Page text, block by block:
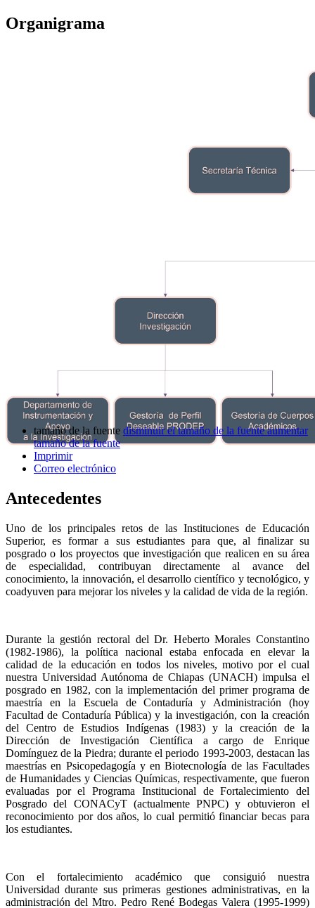
Organigrama
tamaño de la fuente disminuir el tamaño de la fuente aumentar
tamaño de la fuente
Imprimir
Correo electrónico
Antecedentes
Uno de los principales retos de las Instituciones de Educación
Superior, es formar a sus estudiantes para que, al finalizar su
posgrado o los proyectos que investigación que realicen en su área
de especialidad, contribuyan directamente al avance del
conocimiento, la innovación, el desarrollo científico y tecnológico, y
coadyuven para mejorar los niveles y la calidad de vida de la región.
Durante la gestión rectoral del Dr. Heberto Morales Constantino
(1982-1986), la política nacional estaba enfocada en elevar la
calidad de la educación en todos los niveles, motivo por el cual
nuestra Universidad Autónoma de Chiapas (UNACH) impulsa el
posgrado en 1982, con la implementación del primer programa de
maestría en la Escuela de Contaduría y Administración (hoy
Facultad de Contaduría Pública) y la investigación, con la creación
del Centro de Estudios Indígenas (1983) y la creación de la
Dirección de Investigación Científica a cargo de Enrique
Domínguez de la Piedra; durante el periodo 1993-2003, destacan las
maestrías en Psicopedagogía y en Biotecnología de las Facultades
de Humanidades y Ciencias Químicas, respectivamente, que fueron
evaluadas por el Programa Institucional de Fortalecimiento del
Posgrado del CONACyT (actualmente PNPC) y obtuvieron el
reconocimiento por dos años, lo cual permitió financiar becas para
los estudiantes.
Con el fortalecimiento académico que consiguió nuestra
Universidad durante sus primeras gestiones administrativas, en la
administración del Mtro. Pedro René Bodegas Valera (1995-1999)